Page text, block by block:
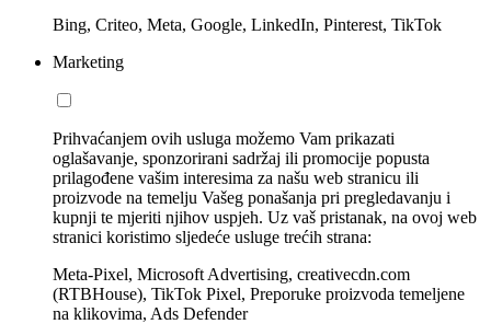
Bing, Criteo, Meta, Google, LinkedIn, Pinterest, TikTok
Marketing
Prihvaćanjem ovih usluga možemo Vam prikazati
oglašavanje, sponzorirani sadržaj ili promocije popusta
prilagođene vašim interesima za našu web stranicu ili
proizvode na temelju Vašeg ponašanja pri pregledavanju i
kupnji te mjeriti njihov uspjeh. Uz vaš pristanak, na ovoj web
stranici koristimo sljedeće usluge trećih strana:
Meta-Pixel, Microsoft Advertising, creativecdn.com
(RTBHouse), TikTok Pixel, Preporuke proizvoda temeljene
na klikovima, Ads Defender